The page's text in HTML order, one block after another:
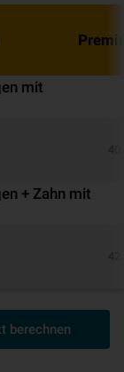
mit
+ Zahn mit
berechnen